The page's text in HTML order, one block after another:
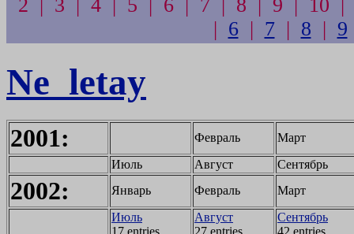
2 | 3 | 4 | 5 | 6 | 7 | 8 | 9 | 10
| 6| 7| 8 | 9
Ne_letay
2001: Февраль
Март
Июль
Август Сентябрь
2002: Январь Февраль
Март
Июль
Август
Сентябрь